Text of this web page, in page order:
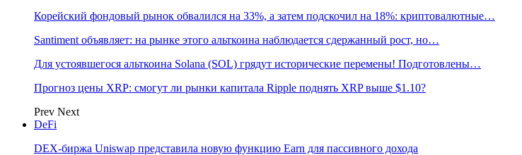
Корейский фондовый рынок обвалился на 33%, а затем подскочил на 18%: криптовалютные…
Santiment объявляет: на рынке этого альткоина наблюдается сдержанный рост, но…
Для устоявшегося альткоина Solana (SOL) грядут исторические перемены! Подготовлены…
Прогноз цены XRP: смогут ли рынки капитала Ripple поднять XRP выше $1.10?
Prev Next
DeFi
DEX-биржа Uniswap представила новую функцию Earn для пассивного дохода